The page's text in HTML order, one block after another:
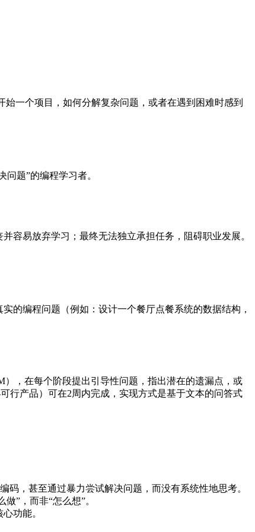
一个项目，如何分解复杂问题，或者在遇到困难时感到
题”的编程学习者。
容易放弃学习；最终无法独立承担任务，阻碍职业发展。
的编程问题（例如：设计一个餐厅点餐系统的数据结构，
，在每个阶段提出引导性问题，指出潜在的遗漏点，或
行产品）可在2周内完成，实现方式是基于文本的问答式
，甚至通过暴力尝试解决问题，而没有系统性地思考。
”，而非“怎么想”。
功能。